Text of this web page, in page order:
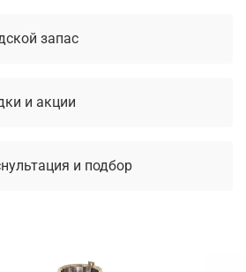
запас
и акции
и подбор